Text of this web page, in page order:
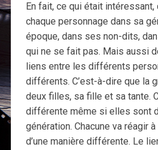
En fait, ce qui était intéressant,
chaque personnage dans sa
époque, dans ses non-dits,
qui ne se fait pas. Mais aussi
liens entre les différents
différents. C’est-à-dire que la
deux filles, sa fille et sa tante.
différente même si elles sont
génération. Chacune va réagir
d’une manière différente. Le